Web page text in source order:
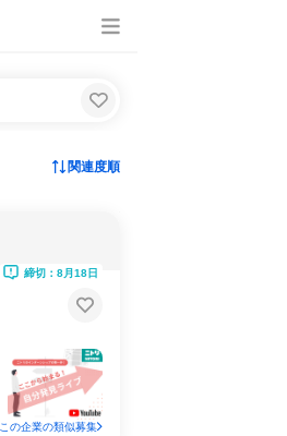
関連度順
締切：8月18日
この企業の類似募集